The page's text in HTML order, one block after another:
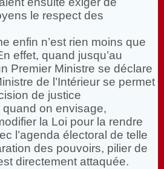
le respect des
enfin n’est rien moins que
effet, quand jusqu’au
Premier Ministre se déclare
de l’Intérieur se permet
de justice
quand on envisage,
la Loi pour la rendre
l’agenda électoral de telle
des pouvoirs, pilier de
directement attaquée.